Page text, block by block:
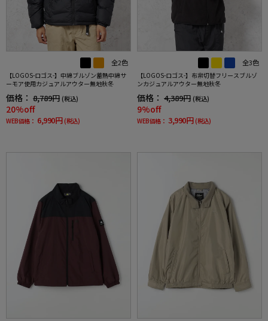
全2色
【LOGOS-ロゴス-】中綿ブルゾン蓄熱中綿サ
ーモア使用カジュアルアウター無地秋冬
価格： 8,789円 (税込)
20%off
WEB価格： 6,990円 (税込)
全3色
【LOGOS-ロゴス-】布帛切替フリースブルゾ
ンカジュアルアウター無地秋冬
価格： 4,389円 (税込)
9%off
WEB価格： 3,990円 (税込)